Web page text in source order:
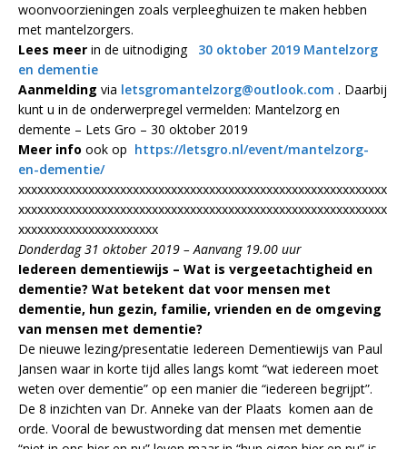
woonvoorzieningen zoals verpleeghuizen te maken hebben
met mantelzorgers.
Lees meer in de uitnodiging 30 oktober 2019 Mantelzorg
en dementie
Aanmelding via letsgromantelzorg@outlook.com . Daarbij
kunt u in de onderwerpregel vermelden: Mantelzorg en
demente – Lets Gro – 30 oktober 2019
Meer info ook op https://letsgro.nl/event/mantelzorg-
en-dementie/
xxxxxxxxxxxxxxxxxxxxxxxxxxxxxxxxxxxxxxxxxxxxxxxxxxxxxxxxxx
xxxxxxxxxxxxxxxxxxxxxxxxxxxxxxxxxxxxxxxxxxxxxxxxxxxxxxxxxx
xxxxxxxxxxxxxxxxxxxxxx
Donderdag 31 oktober 2019 – Aanvang 19.00 uur
Iedereen dementiewijs – Wat is vergeetachtigheid en
dementie? Wat betekent dat voor mensen met
dementie, hun gezin, familie, vrienden en de omgeving
van mensen met dementie?
De nieuwe lezing/presentatie Iedereen Dementiewijs van Paul
Jansen waar in korte tijd alles langs komt “wat iedereen moet
weten over dementie” op een manier die “iedereen begrijpt”.
De 8 inzichten van Dr. Anneke van der Plaats komen aan de
orde. Vooral de bewustwording dat mensen met dementie